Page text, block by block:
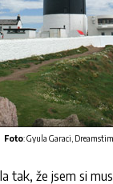
Foto: Gyula Garaci,
tak, že jsem si